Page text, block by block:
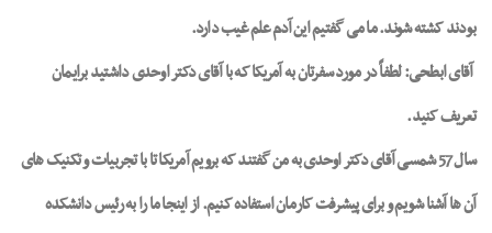
بودند کشته شوند. ما می گفتیم این آدم علم غیب دارد.
آقای ابطحی: لطفاً در مورد سفرتان به آمریکا که با آقای دکتر اوحدی داشتید برایمان
تعریف کنید.
سال 57 شمسی آقای دکتر اوحدی به من گفتند که برویم آمریکا تا با تجربیات و تکنیک های
آن ها آشنا شویم و برای پیشرفت کارمان استفاده کنیم. از اینجا ما را به رئیس دانشکده